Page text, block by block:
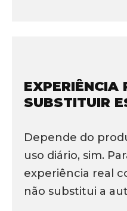
EXPERIÊNCIA
SUBSTITUIR
Depende do
uso diário, sim.
experiência real
não substitui a